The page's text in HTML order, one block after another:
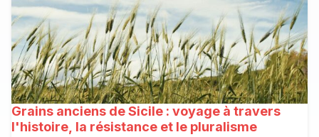
Grains anciens de Sicile : voyage à travers
l'histoire, la résistance et le pluralisme